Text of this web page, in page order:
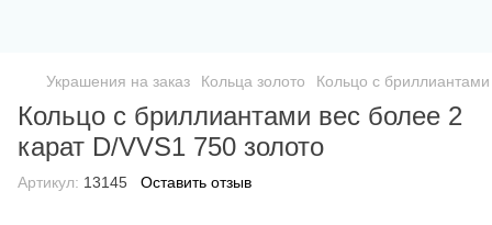
Украшения на заказ Кольца золото Кольцо с
Кольцо с бриллиантами вес более 2
карат D/VVS1 750 золото
Артикул: 13145 Оставить отзыв